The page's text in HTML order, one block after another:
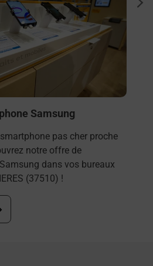
Samsung
pas cher proche
notre offre de
dans vos bureaux
(37510) !